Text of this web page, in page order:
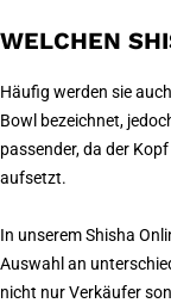
WELCHEN
Häufig werden sie
Bowl bezeichnet,
passender, da der
aufsetzt.
In unserem Shisha
Auswahl an
nicht nur Verkäufer